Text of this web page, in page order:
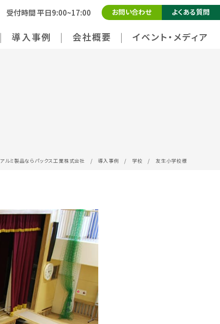
導入事例 会社概要 イベント・メディア
受付時間 平日9:00~17:00 お問い合わせ よくある質問
アルミ製品ならパックス工業株式会社 /導入事例 / 学校 / 友生小学校様